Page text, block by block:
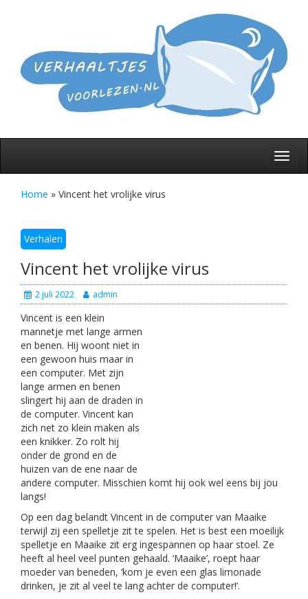
Home » Vincent het vrolijke virus
Verhalen
Vincent het vrolijke virus
2 juli 2022 admin
Vincent is een klein
mannetje met lange armen
en benen. Hij woont niet in
een gewoon huis maar in
een computer. Met zijn
lange armen en benen
slingert hij aan de draden in
de computer. Vincent kan
zich net zo klein maken als
een knikker. Zo rolt hij
onder de grond en de
huizen van de ene naar de
andere computer. Misschien komt hij ook wel eens bij jou
langs!
Op een dag belandt Vincent in de computer van Maaike
terwijl zij een spelletje zit te spelen. Het is best een moeilijk
spelletje en Maaike zit erg ingespannen op haar stoel. Ze
heeft al heel veel punten gehaald. ‘Maaike’, roept haar
moeder van beneden, ‘kom je even een glas limonade
drinken, je zit al veel te lang achter de computer!’.